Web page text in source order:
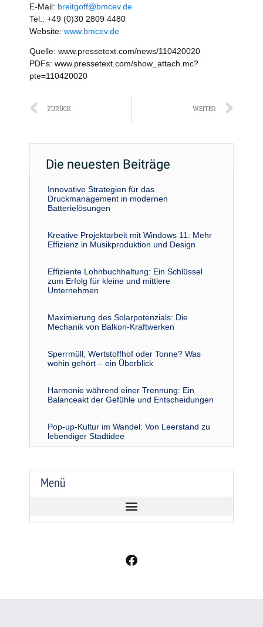
E-Mail: breitgoff@bmcev.de
Tel.: +49 (0)30 2809 4480
Website: www.bmcev.de
Quelle: www.pressetext.com/news/110420020
PDFs: www.pressetext.com/show_attach.mc?
pte=110420020
Zurück
ZURÜCK WEITER
Die neuesten Beiträge
Innovative Strategien für das
Druckmanagement in modernen
Batterielösungen
Kreative Projektarbeit mit Windows 11: Mehr
Effizienz in Musikproduktion und Design
Effiziente Lohnbuchhaltung: Ein Schlüssel
zum Erfolg für kleine und mittlere
Unternehmen
Maximierung des Solarpotenzials: Die
Mechanik von Balkon-Kraftwerken
Sperrmüll, Wertstoffhof oder Tonne? Was
wohin gehört – ein Überblick
Harmonie während einer Trennung: Ein
Balanceakt der Gefühle und Entscheidungen
Pop-up-Kultur im Wandel: Von Leerstand zu
lebendiger Stadtidee
Menü
F
a